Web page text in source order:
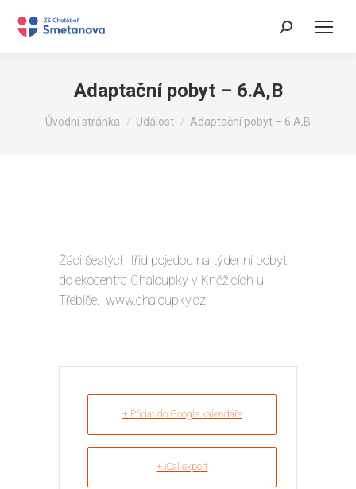
Search:
Adaptační pobyt – 6.A,B
You are here:
Úvodní stránka Událost Adaptační pobyt – 6.A,B
Žáci šestých tříd pojedou na týdenní pobyt
do ekocentra Chaloupky v Kněžicích u
Třebíče. www.chaloupky.cz
+ Přidat do Google kalendáře
+ iCal export